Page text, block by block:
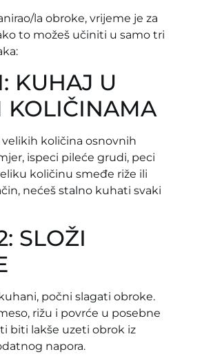
la obroke, vrijeme je za
to možeš učiniti u samo tri
KUHAJ U
KOLIČINAMA
količina osnovnih
ispeci pileće grudi, peci
količinu smeđe riže ili
nećeš stalno kuhati svaki
SLOŽI
počni slagati obroke.
rižu i povrće u posebne
biti lakše uzeti obrok iz
napora.